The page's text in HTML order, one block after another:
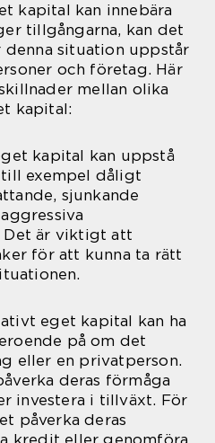
kapital kan innebära
tillgångarna, kan det
denna situation uppstår
och företag. Här
mellan olika
kapital:
kapital kan uppstå
exempel dåligt
sjunkande
Det är viktigt att
för att kunna ta rätt
eget kapital kan ha
på om det
eller en privatperson.
deras förmåga
investera i tillväxt. För
påverka deras